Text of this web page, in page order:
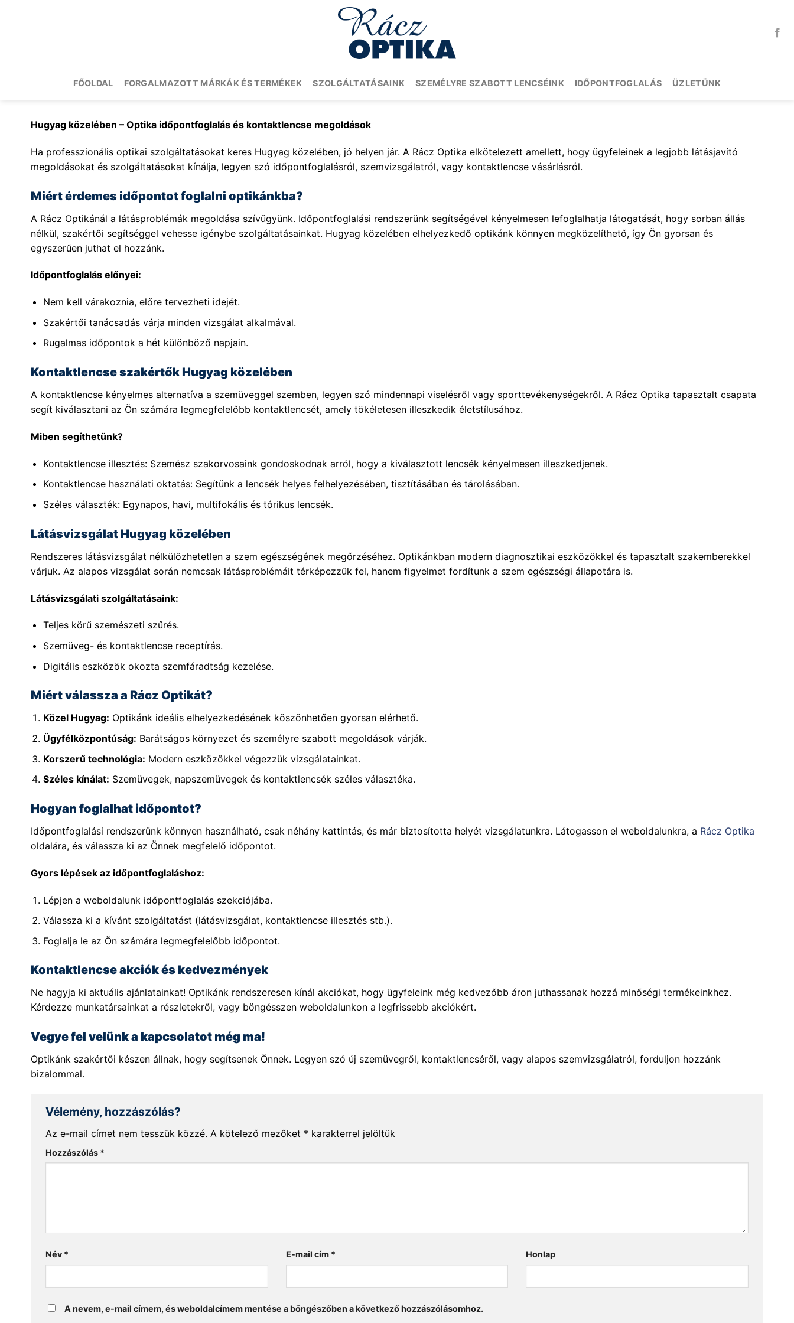
FŐOLDAL FORGALMAZOTT MÁRKÁK ÉS TERMÉKEK SZOLGÁLTATÁSAINK SZEMÉLYRE SZABOTT LENCSÉINK IDŐPONTFOGLALÁS ÜZLETÜNK
Hugyag közelében – Optika időpontfoglalás és kontaktlencse megoldások
Ha professzionális optikai szolgáltatásokat keres Hugyag közelében, jó helyen jár. A Rácz Optika elkötelezett amellett, hogy ügyfeleinek a legjobb látásjavító
megoldásokat és szolgáltatásokat kínálja, legyen szó időpontfoglalásról, szemvizsgálatról, vagy kontaktlencse vásárlásról.
Miért érdemes időpontot foglalni optikánkba?
A Rácz Optikánál a látásproblémák megoldása szívügyünk. Időpontfoglalási rendszerünk segítségével kényelmesen lefoglalhatja látogatását, hogy sorban állás
nélkül, szakértői segítséggel vehesse igénybe szolgáltatásainkat. Hugyag közelében elhelyezkedő optikánk könnyen megközelíthető, így Ön gyorsan és
egyszerűen juthat el hozzánk.
Időpontfoglalás előnyei:
Nem kell várakoznia, előre tervezheti idejét.
Szakértői tanácsadás várja minden vizsgálat alkalmával.
Rugalmas időpontok a hét különböző napjain.
Kontaktlencse szakértők Hugyag közelében
A kontaktlencse kényelmes alternatíva a szemüveggel szemben, legyen szó mindennapi viselésről vagy sporttevékenységekről. A Rácz Optika tapasztalt csapata
segít kiválasztani az Ön számára legmegfelelőbb kontaktlencsét, amely tökéletesen illeszkedik életstílusához.
Miben segíthetünk?
Kontaktlencse illesztés: Szemész szakorvosaink gondoskodnak arról, hogy a kiválasztott lencsék kényelmesen illeszkedjenek.
Kontaktlencse használati oktatás: Segítünk a lencsék helyes felhelyezésében, tisztításában és tárolásában.
Széles választék: Egynapos, havi, multifokális és tórikus lencsék.
Látásvizsgálat Hugyag közelében
Rendszeres látásvizsgálat nélkülözhetetlen a szem egészségének megőrzéséhez. Optikánkban modern diagnosztikai eszközökkel és tapasztalt szakemberekkel
várjuk. Az alapos vizsgálat során nemcsak látásproblémáit térképezzük fel, hanem figyelmet fordítunk a szem egészségi állapotára is.
Látásvizsgálati szolgáltatásaink:
Teljes körű szemészeti szűrés.
Szemüveg- és kontaktlencse receptírás.
Digitális eszközök okozta szemfáradtság kezelése.
Miért válassza a Rácz Optikát?
Közel Hugyag: Optikánk ideális elhelyezkedésének köszönhetően gyorsan elérhető.
Ügyfélközpontúság: Barátságos környezet és személyre szabott megoldások várják.
Korszerű technológia: Modern eszközökkel végezzük vizsgálatainkat.
Széles kínálat: Szemüvegek, napszemüvegek és kontaktlencsék széles választéka.
Hogyan foglalhat időpontot?
Időpontfoglalási rendszerünk könnyen használható, csak néhány kattintás, és már biztosította helyét vizsgálatunkra. Látogasson el weboldalunkra, a Rácz Optika
oldalára, és válassza ki az Önnek megfelelő időpontot.
Gyors lépések az időpontfoglaláshoz:
Lépjen a weboldalunk időpontfoglalás szekciójába.
Válassza ki a kívánt szolgáltatást (látásvizsgálat, kontaktlencse illesztés stb.).
Foglalja le az Ön számára legmegfelelőbb időpontot.
Kontaktlencse akciók és kedvezmények
Ne hagyja ki aktuális ajánlatainkat! Optikánk rendszeresen kínál akciókat, hogy ügyfeleink még kedvezőbb áron juthassanak hozzá minőségi termékeinkhez.
Kérdezze munkatársainkat a részletekről, vagy böngésszen weboldalunkon a legfrissebb akciókért.
Vegye fel velünk a kapcsolatot még ma!
Optikánk szakértői készen állnak, hogy segítsenek Önnek. Legyen szó új szemüvegről, kontaktlencséről, vagy alapos szemvizsgálatról, forduljon hozzánk
bizalommal.
Vélemény, hozzászólás?
Az e-mail címet nem tesszük közzé. A kötelező mezőket * karakterrel jelöltük
Hozzászólás *
Név * E-mail cím * Honlap
A nevem, e-mail címem, és weboldalcímem mentése a böngészőben a következő hozzászólásomhoz.